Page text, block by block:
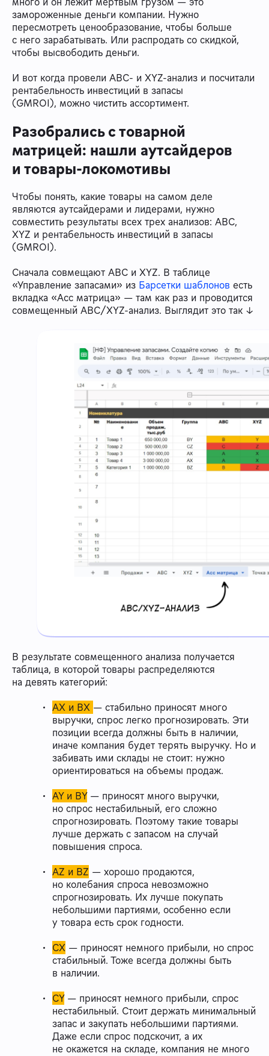
замороженные деньги компании. Нужно
пересмотреть ценообразование, чтобы больше
с него зарабатывать. Или распродать со скидкой,
чтобы высвободить деньги.
И вот когда провели ABC- и XYZ-анализ и посчитали
рентабельность инвестиций в запасы
(GMROI), можно чистить ассортимент.
Разобрались с товарной
матрицей: нашли аутсайдеров
и товары-локомотивы
Чтобы понять, какие товары на самом деле
являются аутсайдерами и лидерами, нужно
совместить результаты всех трех анализов: ABC,
XYZ и рентабельность инвестиций в запасы
(GMROI).
Сначала совмещают ABC и XYZ. В таблице
«Управление запасами» из Барсетки шаблонов есть
вкладка «Асс матрица» — там как раз и проводится
совмещенный ABC/XYZ-анализ. Выглядит это так ↓
В результате совмещенного анализа получается
таблица, в которой товары распределяются
на девять категорий:
AX и BX — стабильно приносят много
выручки, спрос легко прогнозировать. Эти
позиции всегда должны быть в наличии,
иначе компания будет терять выручку. Но и
забивать ими склады не стоит: нужно
ориентироваться на объемы продаж.
AY и BY— приносят много выручки,
но спрос нестабильный, его сложно
спрогнозировать. Поэтому такие товары
лучше держать с запасом на случай
повышения спроса.
AZ и BZ — хорошо продаются,
но колебания спроса невозможно
спрогнозировать. Их лучше покупать
небольшими партиями, особенно если
у товара есть срок годности.
СХ — приносят немного прибыли, но спрос
стабильный. Тоже всегда должны быть
в наличии.
CY— приносят немного прибыли, спрос
нестабильный. Стоит держать минимальный
запас и закупать небольшими партиями.
Даже если спрос подскочит, а их
не окажется на складе, компания не много